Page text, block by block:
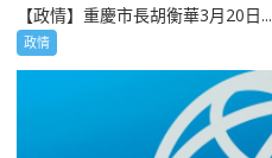
【政情】重慶市長胡衡華3月20日...
政情